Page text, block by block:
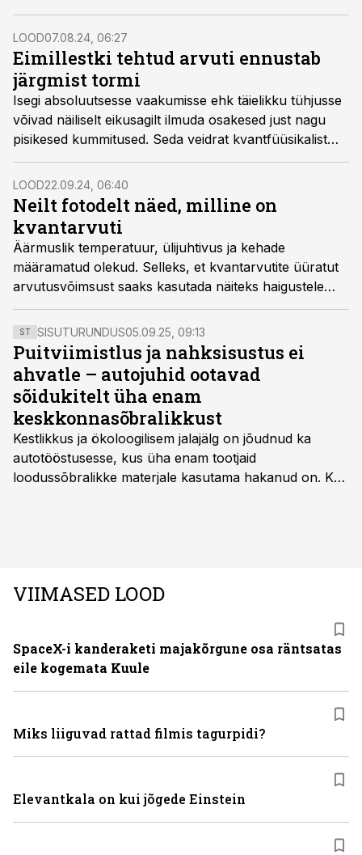
mis võib meie kauplemisviisi pöördeliselt muuta.
LOOD07.08.24, 06:27
Eimillestki tehtud arvuti ennustab
järgmist tormi
Isegi absoluutsesse vaakumisse ehk täielikku tühjusse
võivad näiliselt eikusagilt ilmuda osakesed just nagu
pisikesed kummitused. Seda veidrat kvantfüüsikalist
fenomeni on võimalik kasutada täiesti uut tüüpi arvutis,
millega saab praegusest palju täpsemini ilma
prognoosida.
LOOD22.09.24, 06:40
Neilt fotodelt näed, milline on
kvantarvuti
Äärmuslik temperatuur, ülijuhtivus ja kehade
määramatud olekud. Selleks, et kvantarvutite üüratut
arvutusvõimsust saaks kasutada näiteks haigustele
ravi nuputamiseks või koodide murdmiseks, peab
terve hulk mitmesuguseid seadmeid suutma omavahel
infot vahetada.
ST SISUTURUNDUS05.09.25, 09:13
Puitviimistlus ja nahksisustus ei
ahvatle – autojuhid ootavad
sõidukitelt üha enam
keskkonnasõbralikkust
Kestlikkus ja ökoloogilisem jalajälg on jõudnud ka
autotööstusesse, kus üha enam tootjaid
loodussõbralikke materjale kasutama hakanud on. Kui
VIIMASED LOOD
SpaceX-i kanderaketi majakõrgune osa räntsatas
eile kogemata Kuule
Miks liiguvad rattad filmis tagurpidi?
Elevantkala on kui jõgede Einstein